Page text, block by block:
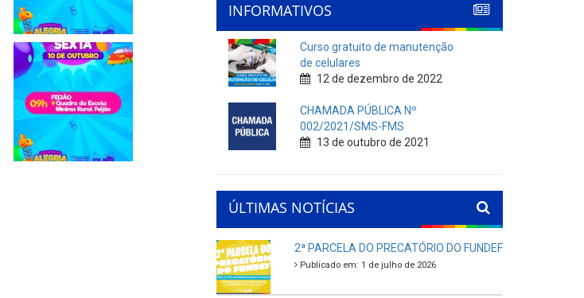
INFORMATIVOS
Curso gratuito de manutenção
de celulares
12 de dezembro de 2022
CHAMADA PÚBLICA Nº
002/2021/SMS-FMS
13 de outubro de 2021
ÚLTIMAS NOTÍCIAS
2ª PARCELA DO PRECATÓRIO DO FUNDEF
Publicado em: 1 de julho de 2026